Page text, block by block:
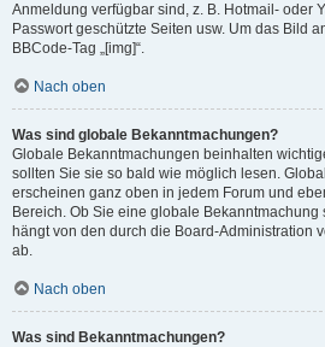
Anmeldung verfügbar sind, z. B. Hotmail- oder
Passwort geschützte Seiten usw. Um das Bild
BBCode-Tag „[img]“.
Nach oben
Was sind globale Bekanntmachungen?
Globale Bekanntmachungen beinhalten
sollten Sie sie so bald wie möglich lesen.
erscheinen ganz oben in jedem Forum und
Bereich. Ob Sie eine globale
hängt von den durch die Board-Administration
ab.
Nach oben
Was sind Bekanntmachungen?